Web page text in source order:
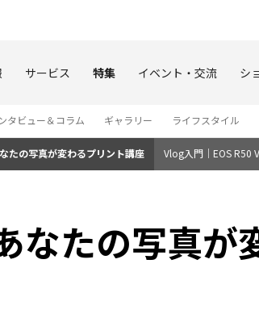
サービス 特集 イベント・交流 シ
タビュー＆コラム ギャラリー ライフスタイル
たの写真が変わるプリント講座 Vlog入門｜EOS R50
なたの写真が